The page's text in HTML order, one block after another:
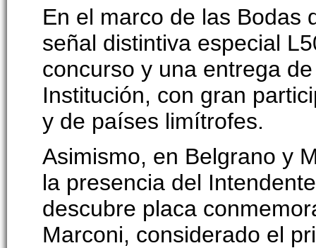
En el marco de las Bodas
señal distintiva especial
concurso y una entrega
Institución, con gran
y de países limítrofes.
Asimismo, en Belgrano y
la presencia del
descubre placa
Marconi, considerado el